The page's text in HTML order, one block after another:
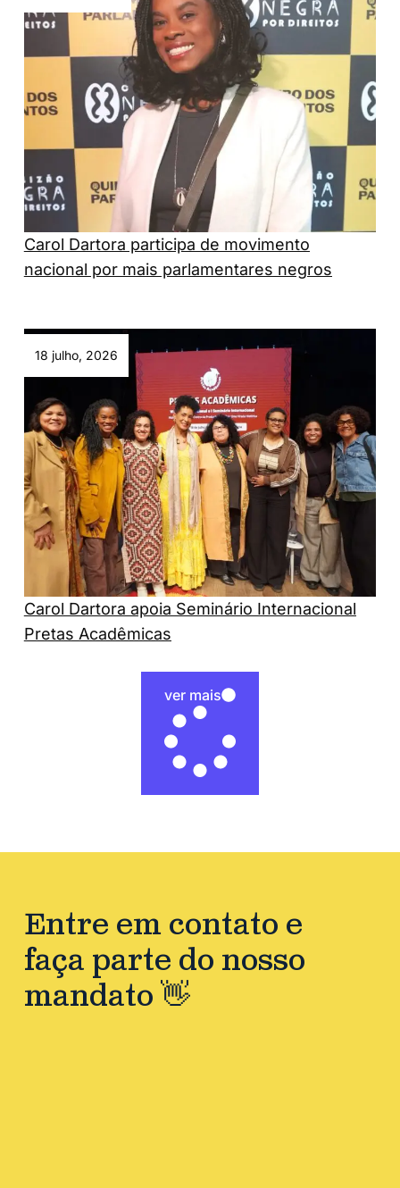
Carol Dartora participa de movimento
nacional por mais parlamentares negros
18 julho, 2026
Carol Dartora apoia Seminário Internacional
Pretas Acadêmicas
ver mais
Entre em contato e
faça parte do nosso
mandato 👋